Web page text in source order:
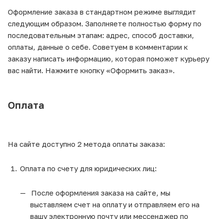
Оформление заказа в стандартном режиме выглядит
следующим образом. Заполняете полностью форму по
последовательным этапам: адрес, способ доставки,
оплаты, данные о себе. Советуем в комментарии к
заказу написать информацию, которая поможет курьеру
вас найти. Нажмите кнопку «Оформить заказ».
Оплата
На сайте доступно 2 метода оплаты заказа:
Оплата по счету для юридических лиц:
После оформления заказа на сайте, мы
выставляем счет на оплату и отправляем его на
вашу электронную почту или мессенджер по